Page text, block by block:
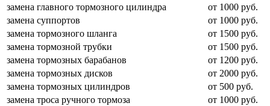
замена главного тормозного цилиндра
от 1000 руб.
замена суппортов
от 1000 руб.
замена тормозного шланга
от 1500 руб.
замена тормозной трубки
от 1500 руб.
замена тормозных барабанов
от 1200 руб.
замена тормозных дисков
от 2000 руб.
замена тормозных цилиндров
от 500 руб.
замена троса ручного тормоза
от 1000 руб.